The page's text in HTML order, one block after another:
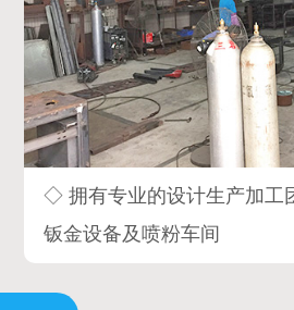
◇ 拥有专业的设计生产加工
钣金设备及喷粉车间